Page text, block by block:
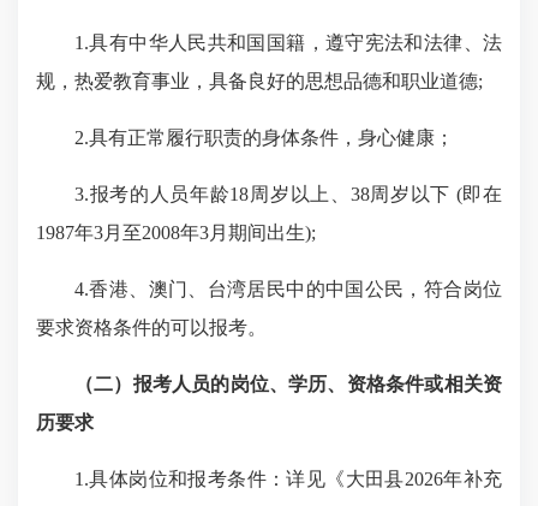
1.具有中华人民共和国国籍，遵守宪法和法律、法
规，热爱教育事业，具备良好的思想品德和职业道德;
2.具有正常履行职责的身体条件，身心健康；
3.报考的人员年龄18周岁以上、 38周岁以下 (即在
1987年3月至2008年3月期间出生);
4.香港、澳门、台湾居民中的中国公民，符合岗位
要求资格条件的可以报考。
（二）报考人员的岗位、学历、资格条件或相关资
历要求
1.具体岗位和报考条件：详见《大田县2026年补充